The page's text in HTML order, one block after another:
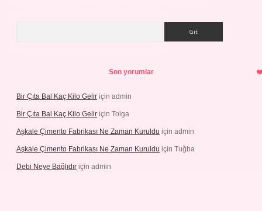
Son yorumlar
Bir Çıta Bal Kaç Kilo Gelir için admin
Bir Çıta Bal Kaç Kilo Gelir için Tolga
Aşkale Çimento Fabrikası Ne Zaman Kuruldu için admin
Aşkale Çimento Fabrikası Ne Zaman Kuruldu için Tuğba
Debi Neye Bağlıdır için admin